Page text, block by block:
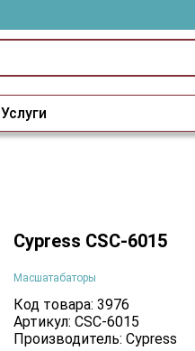
Услуги
Cypress CSC-6015
Масшатабаторы
Код товара: 3976
Артикул: CSC-6015
Производитель:Cypress